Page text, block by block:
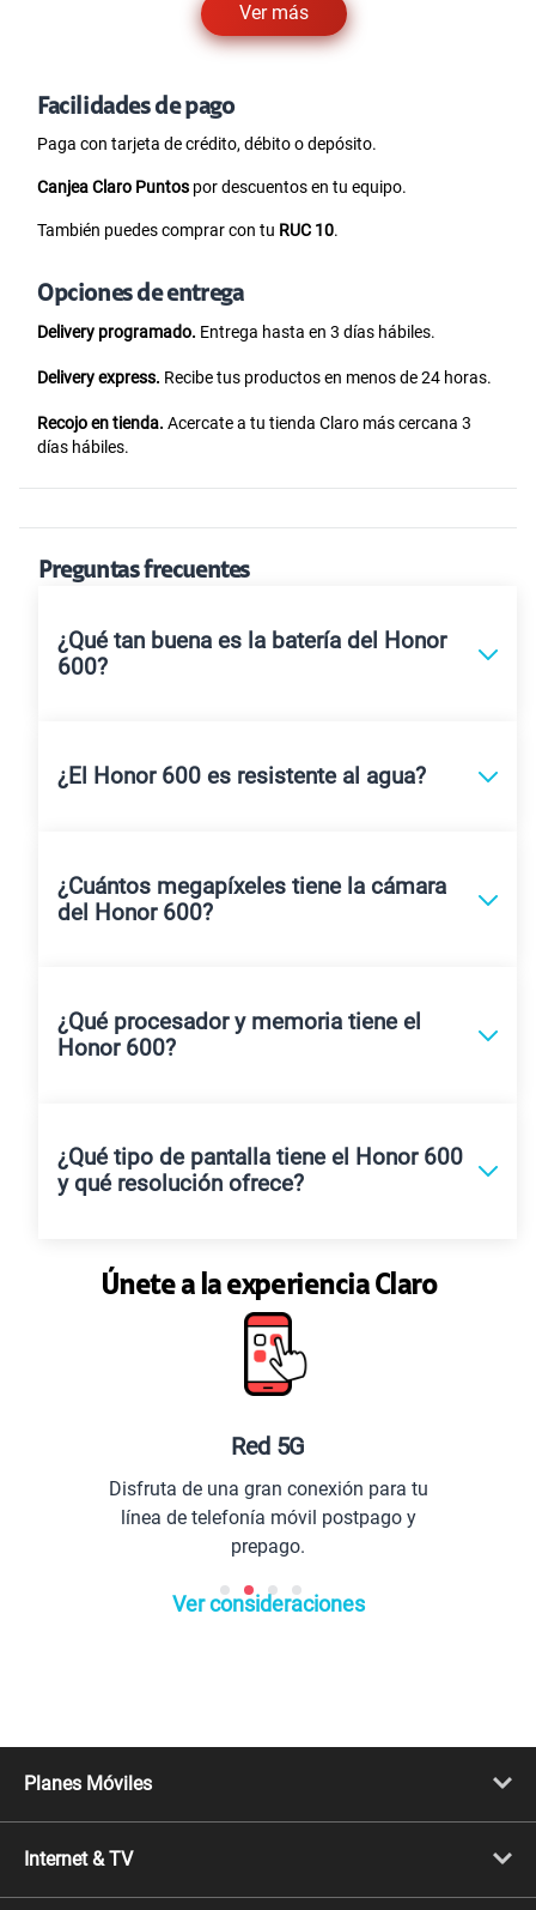
Ver más
Facilidades de pago
Paga con tarjeta de crédito, débito o depósito.
Canjea Claro Puntos por descuentos en tu equipo.
También puedes comprar con tu RUC 10.
Opciones de entrega
Delivery programado. Entrega hasta en 3 días hábiles.
Delivery express. Recibe tus productos en menos de 24 horas.
Recojo en tienda. Acercate a tu tienda Claro más cercana 3
días hábiles.
Preguntas frecuentes
¿Qué tan buena es la batería del Honor
600?
¿El Honor 600 es resistente al agua?
¿Cuántos megapíxeles tiene la cámara
del Honor 600?
¿Qué procesador y memoria tiene el
Honor 600?
¿Qué tipo de pantalla tiene el Honor 600
y qué resolución ofrece?
Únete a la experiencia Claro
Red 5G
Disfruta de una gran conexión para tu
línea de telefonía móvil postpago y
prepago.
Ver consideraciones
Planes Móviles
Línea Nueva
Línea Adicional
Internet & TV